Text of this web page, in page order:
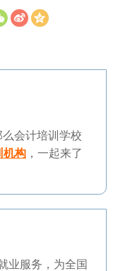
会计培训学校
机构 ，一起来了
业服务，为全国